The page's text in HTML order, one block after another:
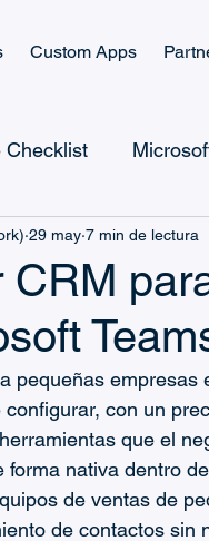
Custom Apps
Checklist
Microsoft Power
Microsoft Teams
Guías de CRM y
CRM
29 may 7 min de lectura
pequeñas
configurar, con un
que el
forma nativa dentro
de ventas de
de contactos sin